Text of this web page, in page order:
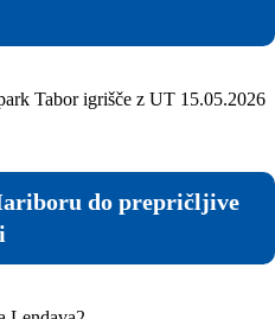
do prepričljive